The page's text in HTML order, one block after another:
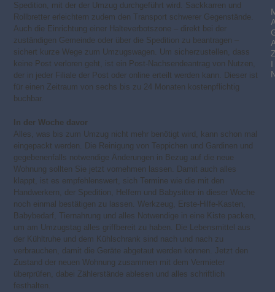
Spedition, mit der der Umzug durchgeführt wird. Sackkarren und
Rollbretter erleichtern zudem den Transport schwerer Gegenstände.
Auch die Einrichtung einer Halteverbotszone – direkt bei der
zuständigen Gemeinde oder über die Spedition zu beantragen –
sichert kurze Wege zum Umzugswagen. Um sicherzustellen, dass
keine Post verloren geht, ist ein Post-Nachsendeantrag von Nutzen,
der in jeder Filiale der Post oder online erteilt werden kann. Dieser ist
für einen Zeitraum von sechs bis zu 24 Monaten kostenpflichtig
buchbar.
In der Woche davor
Alles, was bis zum Umzug nicht mehr benötigt wird, kann schon mal
eingepackt werden. Die Reinigung von Teppichen und Gardinen und
gegebenenfalls notwendige Änderungen in Bezug auf die neue
Wohnung sollten Sie jetzt vornehmen lassen. Damit auch alles
klappt, ist es empfehlenswert, sich Termine wie die mit den
Handwerkern, der Spedition, Helfern und Babysitter in dieser Woche
noch einmal bestätigen zu lassen. Werkzeug, Erste-Hilfe-Kasten,
Babybedarf, Tiernahrung und alles Notwendige in eine Kiste packen,
um am Umzugstag alles griffbereit zu haben. Die Lebensmittel aus
der Kühltruhe und dem Kühlschrank sind nach und nach zu
verbrauchen, damit die Geräte abgetaut werden können. Jetzt den
Zustand der neuen Wohnung zusammen mit dem Vermieter
überprüfen, dabei Zählerstände ablesen und alles schriftlich
festhalten.
I